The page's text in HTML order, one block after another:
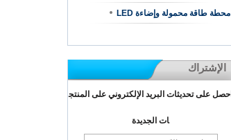
محطة طاقة محمولة وإضاءة LED
الإشتراك
احصل على تحديثات البريد الإلكتروني على المنتج
ات الجديدة